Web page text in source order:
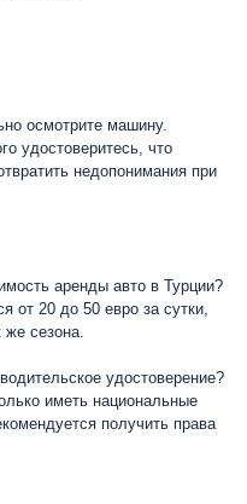
осмотрите машину.
удостоверитесь, что
недопонимания при
аренды авто в Турции?
от 20 до 50 евро за сутки,
же сезона.
удостоверение?
иметь национальные
получить права